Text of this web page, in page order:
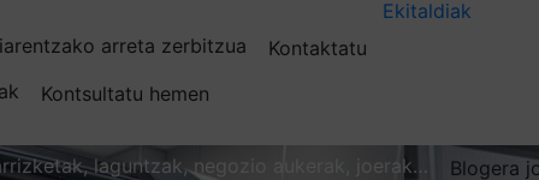
arreta zerbitzua
Kontaktatu
Kontsultatu hemen
Ekitaldiak
laguntzak, negozio aukerak, joerak… Blogera